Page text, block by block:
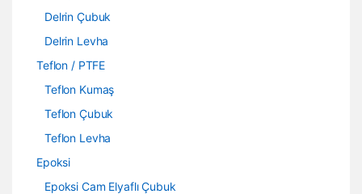
Delrin Çubuk
Delrin Levha
Teflon / PTFE
Teflon Kumaş
Teflon Çubuk
Teflon Levha
Epoksi
Epoksi Cam Elyaflı Çubuk